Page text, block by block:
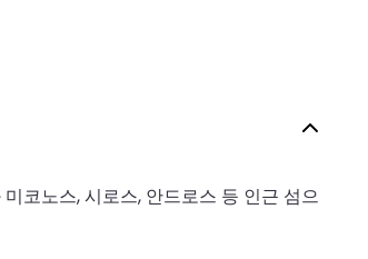
코노스, 시로스, 안드로스 등 인근 섬으